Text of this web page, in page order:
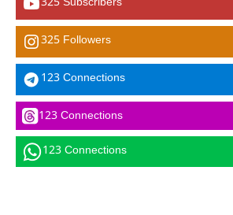
325 Followers
123 Connections
123 Connections
123 Connections